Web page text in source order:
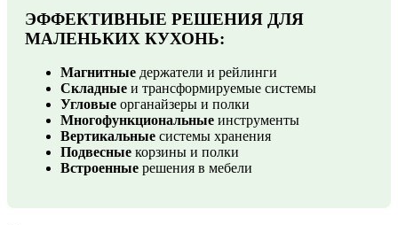
ЭФФЕКТИВНЫЕ РЕШЕНИЯ ДЛЯ
МАЛЕНЬКИХ КУХОНЬ:
Магнитные держатели и рейлинги
Складные и трансформируемые системы
Угловые органайзеры и полки
Многофункциональные инструменты
Вертикальные системы хранения
Подвесные корзины и полки
Встроенные решения в мебели